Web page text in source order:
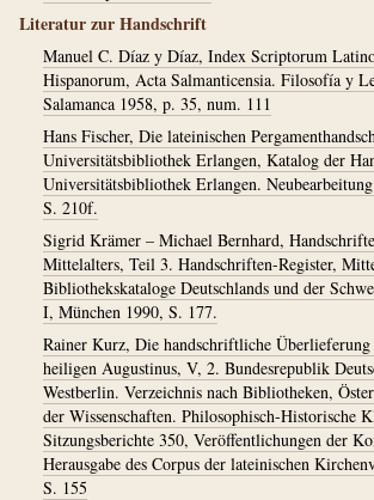
Literatur zur Handschrift
Manuel C. Díaz y Díaz, Index Scriptorum
Hispanorum, Acta Salmanticensia. Filosofía y
Salamanca 1958, p. 35, num. 111
Hans Fischer, Die lateinischen
Universitätsbibliothek Erlangen, Katalog der
Universitätsbibliothek Erlangen.
S. 210f.
Sigrid Krämer – Michael Bernhard,
Mittelalters, Teil 3. Handschriften-Register,
Bibliothekskataloge Deutschlands und der
I, München 1990, S. 177.
Rainer Kurz, Die handschriftliche Überlieferung
heiligen Augustinus, V, 2. Bundesrepublik
Westberlin. Verzeichnis nach Bibliotheken,
der Wissenschaften. Philosophisch-Historische
Sitzungsberichte 350, Veröffentlichungen der
Herausgabe des Corpus der lateinischen
S. 155